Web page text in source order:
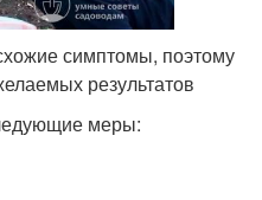
симптомы, поэтому
результатов
меры: